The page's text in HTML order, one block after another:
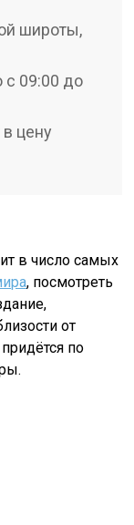
широты,
09:00 до
цену
в число самых
, посмотреть
от
по